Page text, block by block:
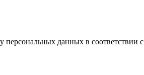
персональных данных в соответствии с